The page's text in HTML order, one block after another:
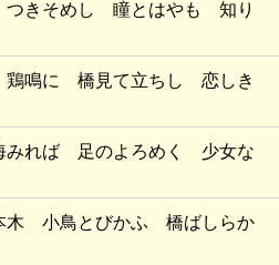
きそめし 瞳とはやも 知り
鳴に 橋見て立ちし 恋しき
れば 足のよろめく 少女な
小鳥とびかふ 橋ばしらか